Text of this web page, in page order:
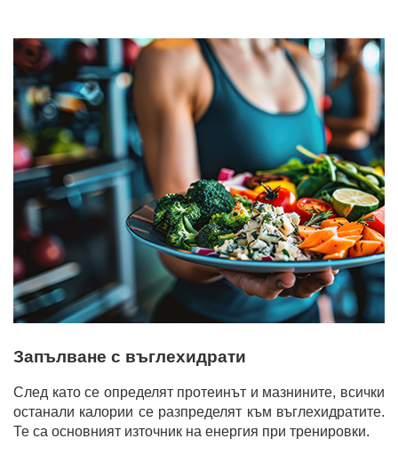
Запълване с въглехидрати
След като се определят протеинът и мазнините, всички
останали калории се разпределят към въглехидратите.
Те са основният източник на енергия при тренировки.